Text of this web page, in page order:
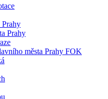
Prahy
Prahy
města Prahy FOK